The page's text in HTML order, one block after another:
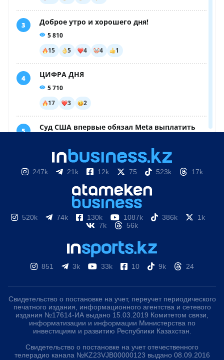
247k 21k 12k 75 523k 17k
520k 74k 130k 1087k 386k
1k
7k
56k
851 3k 33k 10 9k 24
Свидетельство о постановке на учет, переучет периодического
печатного издания, информационного агентства и сетевого
издания №17614-ИА выдано 15.03.2019 Комитетом связи,
информатизации и информации Министерства по
инвестициям и развитию Республики Казахстан.
Свидетельство о постановке на учет отечественного
телерадио канала №KZ23VJB00000123 выдано 08.09.2016